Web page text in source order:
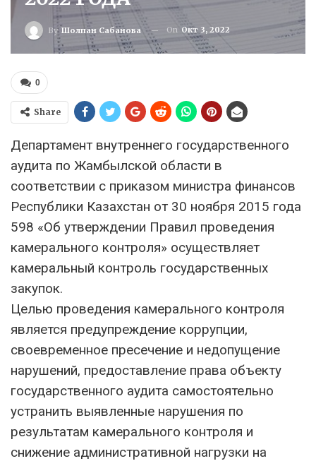
By Шолпан Сабанова On Окт 3, 2022
0
Share
Департамент внутреннего государственного
аудита по Жамбылской области в
соответствии с приказом министра финансов
Республики Казахстан от 30 ноября 2015 года
598 «Об утверждении Правил проведения
камерального контроля» осуществляет
камеральный контроль государственных
закупок.
Целью проведения камерального контроля
является предупреждение коррупции,
своевременное пресечение и недопущение
нарушений, предоставление права объекту
государственного аудита самостоятельно
устранить выявленные нарушения по
результатам камерального контроля и
снижение административной нагрузки на